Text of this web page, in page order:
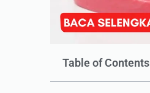
Table of Contents